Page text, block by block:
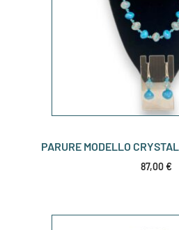
PARURE MODELLO
87,00€